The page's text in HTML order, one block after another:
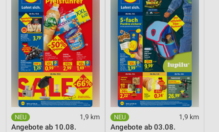
1,9 km
Angebote ab 10.08.
1,9 km
Angebote ab 03.08.